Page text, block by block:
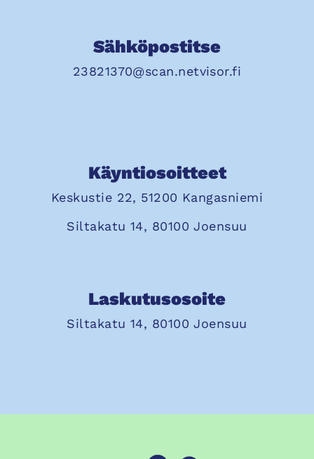
Sähköpostitse
23821370@scan.netvisor.fi
Käyntiosoitteet
Keskustie 22, 51200 Kangasniemi
Siltakatu 14, 80100 Joensuu
Laskutusosoite
Siltakatu 14, 80100 Joensuu